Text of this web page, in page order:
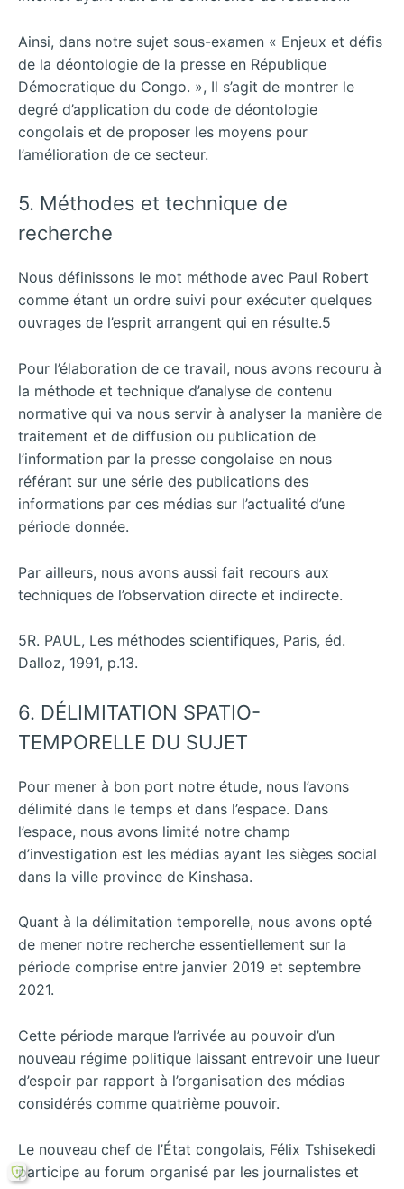
Ainsi, dans notre sujet sous-examen « Enjeux et défis
de la déontologie de la presse en République
Démocratique du Congo. », Il s’agit de montrer le
degré d’application du code de déontologie
congolais et de proposer les moyens pour
l’amélioration de ce secteur.
5. Méthodes et technique de
recherche
Nous définissons le mot méthode avec Paul Robert
comme étant un ordre suivi pour exécuter quelques
ouvrages de l’esprit arrangent qui en résulte.5
Pour l’élaboration de ce travail, nous avons recouru à
la méthode et technique d’analyse de contenu
normative qui va nous servir à analyser la manière de
traitement et de diffusion ou publication de
l’information par la presse congolaise en nous
référant sur une série des publications des
informations par ces médias sur l’actualité d’une
période donnée.
Par ailleurs, nous avons aussi fait recours aux
techniques de l’observation directe et indirecte.
5R. PAUL, Les méthodes scientifiques, Paris, éd.
Dalloz, 1991, p.13.
6. DÉLIMITATION SPATIO-
TEMPORELLE DU SUJET
Pour mener à bon port notre étude, nous l’avons
délimité dans le temps et dans l’espace. Dans
l’espace, nous avons limité notre champ
d’investigation est les médias ayant les sièges social
dans la ville province de Kinshasa.
Quant à la délimitation temporelle, nous avons opté
de mener notre recherche essentiellement sur la
période comprise entre janvier 2019 et septembre
2021.
Cette période marque l’arrivée au pouvoir d’un
nouveau régime politique laissant entrevoir une lueur
d’espoir par rapport à l’organisation des médias
considérés comme quatrième pouvoir.
Le nouveau chef de l’État congolais, Félix Tshisekedi
participe au forum organisé par les journalistes et